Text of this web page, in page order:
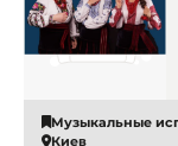
Музыкальные
Киев